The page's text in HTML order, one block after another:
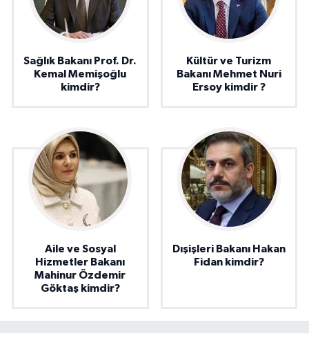
Sağlık Bakanı Prof. Dr.
Kemal Memişoğlu
kimdir?
Kültür ve Turizm
Bakanı Mehmet Nuri
Ersoy kimdir ?
Aile ve Sosyal
Hizmetler Bakanı
Mahinur Özdemir
Göktaş kimdir?
Dışişleri Bakanı Hakan
Fidan kimdir?